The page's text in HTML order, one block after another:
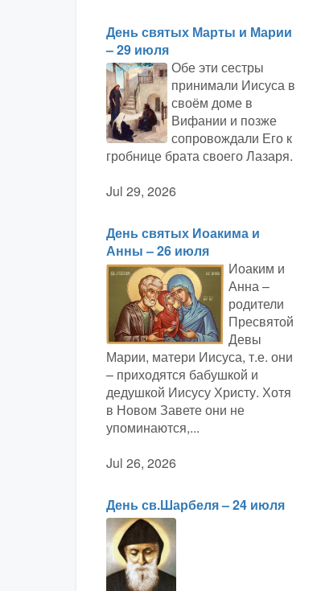
День святых Марты и Марии
– 29 июля
Обе эти сестры
принимали Иисуса в
своём доме в
Вифании и позже
сопровождали Его к
гробнице брата своего Лазаря.
Jul 29, 2026
День святых Иоакима и
Анны – 26 июля
Иоаким и
Анна –
родители
Пресвятой
Девы
Марии, матери Иисуса, т.е. они
– приходятся бабушкой и
дедушкой Иисусу Христу. Хотя
в Новом Завете они не
упоминаются,...
Jul 26, 2026
День св.Шарбеля – 24 июля